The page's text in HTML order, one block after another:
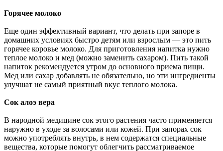
Горячее молоко
Еще один эффективный вариант, что делать при запоре в
домашних условиях быстро детям или взрослым — это пить
горячее коровье молоко. Для приготовления напитка нужно
теплое молоко и мед (можно заменить сахаром). Пить такой
напиток рекомендуется утром до основного приема пищи.
Мед или сахар добавлять не обязательно, но эти ингредиенты
улучшат не самый приятный вкус теплого молока.
Сок алоэ вера
В народной медицине сок этого растения часто применяется
наружно в уходе за волосами или кожей. При запорах сок
можно употреблять внутрь, в нем содержатся специальные
вещества, которые помогут облегчить рассматриваемое